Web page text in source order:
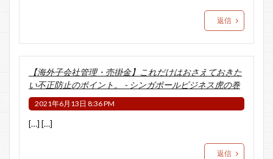
返信
【海外子会社管理・売掛金】これだけはおさえておきた
い不正防止のポイント。 - シンガポールビジネス虎の巻
2021年6月13日 8:36 PM
[…] […]
返信